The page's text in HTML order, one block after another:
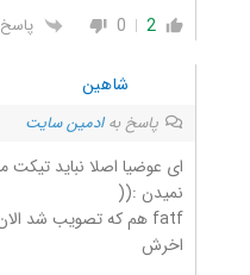
2
0 پاسخ
شاهین
پاسخ بهادمین سایت
نمیدن :((
اخرش